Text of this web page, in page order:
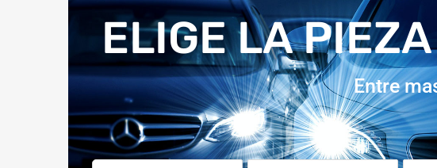
ELIGE LA
Entre